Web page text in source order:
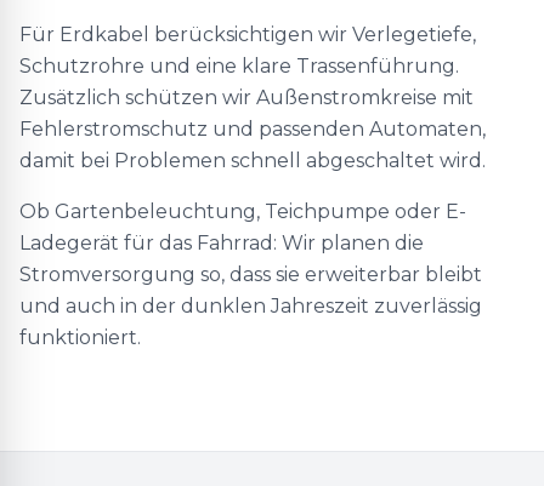
Für Erdkabel berücksichtigen wir Verlegetiefe,
Schutzrohre und eine klare Trassenführung.
Zusätzlich schützen wir Außenstromkreise mit
Fehlerstromschutz und passenden Automaten,
damit bei Problemen schnell abgeschaltet wird.
Ob Gartenbeleuchtung, Teichpumpe oder E-
Ladegerät für das Fahrrad: Wir planen die
Stromversorgung so, dass sie erweiterbar bleibt
und auch in der dunklen Jahreszeit zuverlässig
funktioniert.